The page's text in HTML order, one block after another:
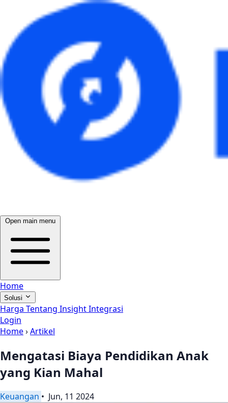
Open main menu
Home
Solusi
Harga Tentang InsightIntegrasi
Login
Home›Artikel
Mengatasi Biaya Pendidikan Anak
yang Kian Mahal
Keuangan • Jun, 11 2024